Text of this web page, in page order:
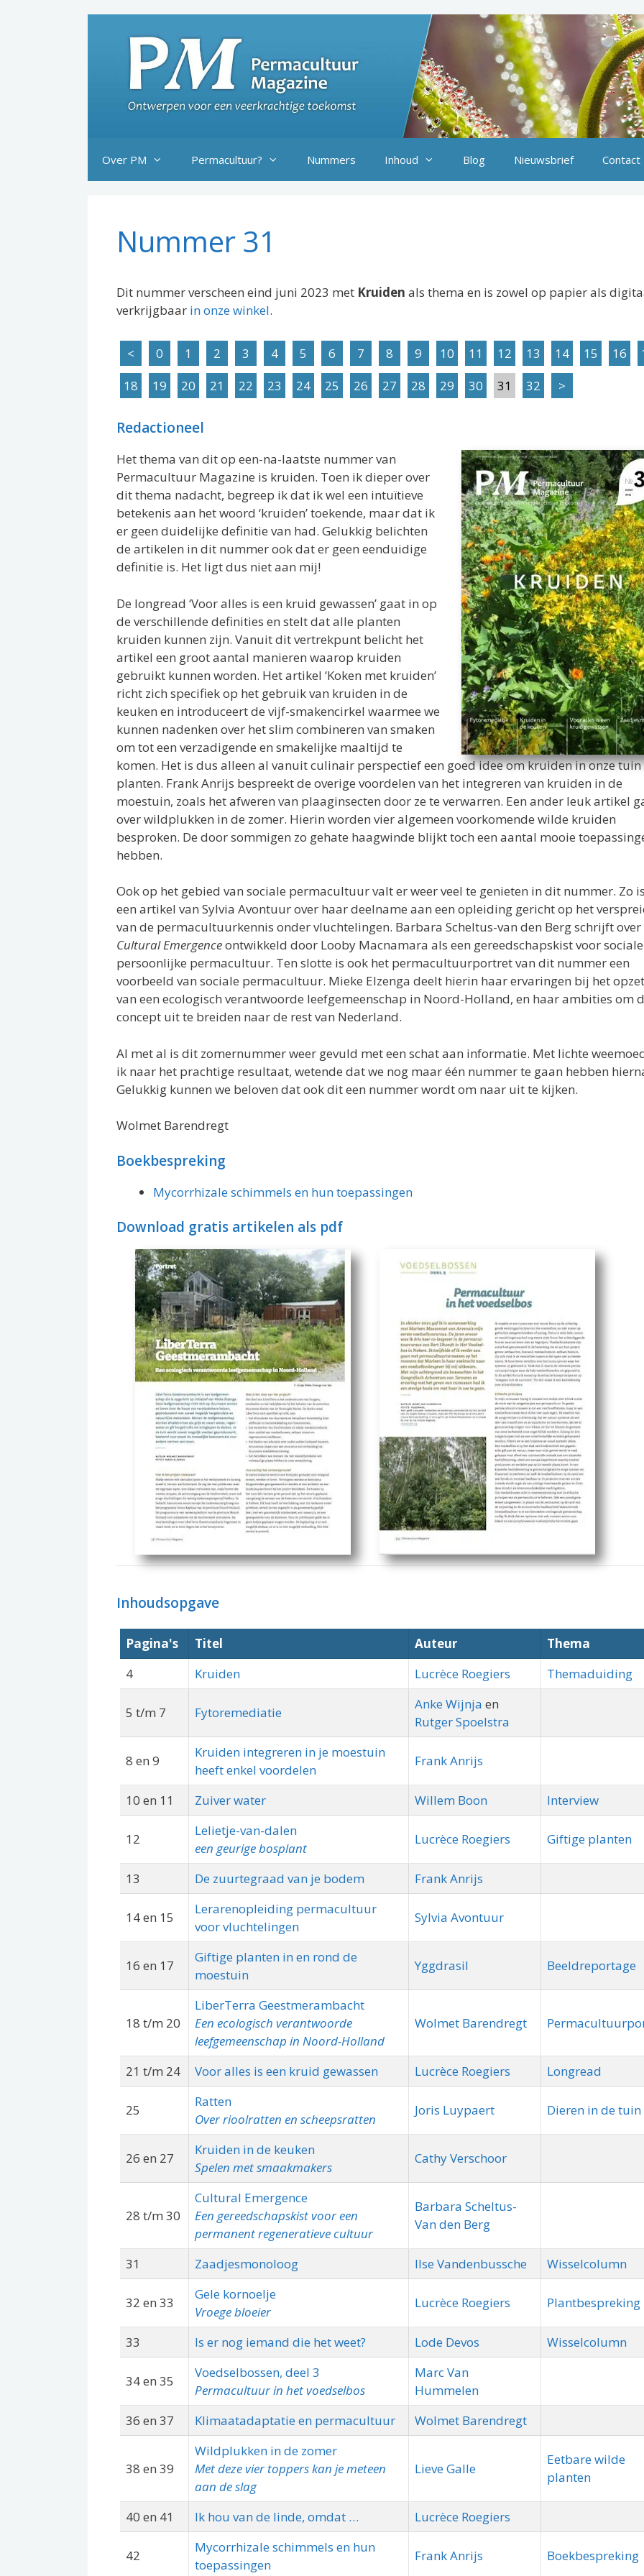
Over PM Permacultuur? Nummers Inhoud Blog Nieuwsbrief Contact
Nummer 31
Dit nummer verscheen eind juni 2023 met Kruiden als thema en is zowel op papier als
verkrijgbaar in onze winkel.
< 0 1 2 3 4 5 6 7 8 9 10 11 12 13 14 15 16
18
19 20 21 22 23 24 25 26 27 28 29 30 31 32 >
Redactioneel
Het thema van dit op een-na-laatste nummer van
Permacultuur Magazine is kruiden. Toen ik dieper over
dit thema nadacht, begreep ik dat ik wel een intuïtieve
betekenis aan het woord ‘kruiden’ toekende, maar dat ik
er geen duidelijke definitie van had. Gelukkig belichten
de artikelen in dit nummer ook dat er geen eenduidige
definitie is. Het ligt dus niet aan mij!
De longread ‘Voor alles is een kruid gewassen’ gaat in op
de verschillende definities en stelt dat alle planten
kruiden kunnen zijn. Vanuit dit vertrekpunt belicht het
artikel een groot aantal manieren waarop kruiden
gebruikt kunnen worden. Het artikel ‘Koken met kruiden’
richt zich specifiek op het gebruik van kruiden in de
keuken en introduceert de vijf-smakencirkel waarmee we
kunnen nadenken over het slim combineren van smaken
om tot een verzadigende en smakelijke maaltijd te
komen. Het is dus alleen al vanuit culinair perspectief een goed idee om kruiden in onze tuin
planten. Frank Anrijs bespreekt de overige voordelen van het integreren van kruiden in de
moestuin, zoals het afweren van plaaginsecten door ze te verwarren. Een ander leuk artikel
over wildplukken in de zomer. Hierin worden vier algemeen voorkomende wilde kruiden
besproken. De door sommigen zo gehate haagwinde blijkt toch een aantal mooie
hebben.
Ook op het gebied van sociale permacultuur valt er weer veel te genieten in dit nummer. Zo
een artikel van Sylvia Avontuur over haar deelname aan een opleiding gericht op het
van de permacultuurkennis onder vluchtelingen. Barbara Scheltus-van den Berg schrijft over
Cultural Emergenceontwikkeld door Looby Macnamara als een gereedschapskist voor
persoonlijke permacultuur. Ten slotte is ook het permacultuurportret van dit nummer een
voorbeeld van sociale permacultuur. Mieke Elzenga deelt hierin haar ervaringen bij het
van een ecologisch verantwoorde leefgemeenschap in Noord-Holland, en haar ambities om
concept uit te breiden naar de rest van Nederland.
Al met al is dit zomernummer weer gevuld met een schat aan informatie. Met lichte
ik naar het prachtige resultaat, wetende dat we nog maar één nummer te gaan hebben
Gelukkig kunnen we beloven dat ook dit een nummer wordt om naar uit te kijken.
Wolmet Barendregt
Boekbespreking
Mycorrhizale schimmels en hun toepassingen
Download gratis artikelen als pdf
Inhoudsopgave
Pagina's Titel Auteur
Thema
4
Kruiden Lucrèce Roegiers Themaduiding
5 t/m 7 Fytoremediatie
Anke Wijnja en
Rutger Spoelstra
8 en 9
Kruiden integreren in je moestuin
heeft enkel voordelen
Frank Anrijs
10 en 11 Zuiver water Willem Boon Interview
12
Lelietje-van-dalen
een geurige bosplant
Lucrèce Roegiers Giftige planten
13 De zuurtegraad van je bodem Frank Anrijs
14 en 15
Lerarenopleiding permacultuur
voor vluchtelingen
Sylvia Avontuur
16 en 17
Giftige planten in en rond de
moestuin
Yggdrasil Beeldreportage
18 t/m 20
LiberTerra Geestmerambacht
Een ecologisch verantwoorde
leefgemeenschap in Noord-Holland
Wolmet Barendregt
21 t/m 24 Voor alles is een kruid gewassen Lucrèce Roegiers Longread
25
Ratten
Over rioolratten en scheepsratten
Joris Luypaert Dieren in de tuin
26 en 27
Kruiden in de keuken
Spelen met smaakmakers
Cathy Verschoor
28 t/m 30
Cultural Emergence
Een gereedschapskist voor een
permanent regeneratieve cultuur
Barbara Scheltus-
Van den Berg
31 Zaadjesmonoloog Ilse Vandenbussche Wisselcolumn
32 en 33
Gele kornoelje
Vroege bloeier
Lucrèce Roegiers Plantbespreking
33 Is er nog iemand die het weet? Lode Devos Wisselcolumn
34 en 35
Voedselbossen, deel 3
Permacultuur in het voedselbos
Marc Van
Hummelen
36 en 37
Klimaatadaptatie en permacultuur Wolmet Barendregt
38 en 39
Wildplukken in de zomer
Met deze vier toppers kan je meteen
aan de slag
Lieve Galle
Eetbare wilde
planten
40 en 41 Ik hou van de linde, omdat … Lucrèce Roegiers
42
Mycorrhizale schimmels en hun
toepassingen
Frank Anrijs Boekbespreking